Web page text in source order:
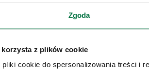
Zgoda
z plików cookie
cookie do spersonalizowania treści i